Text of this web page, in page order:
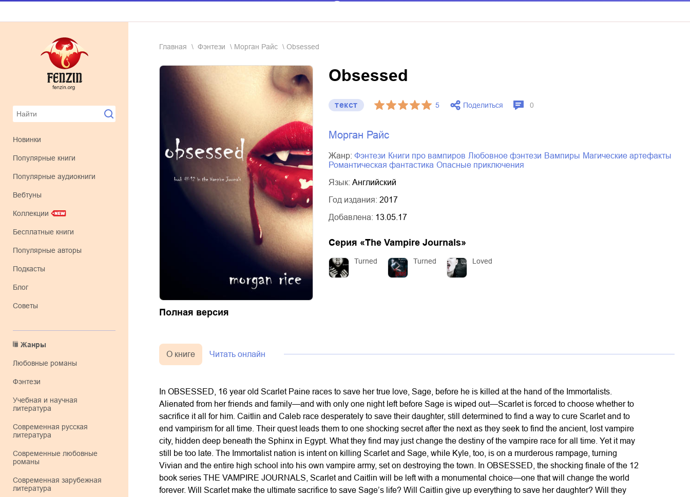
Новинки
Популярные книги
Популярные аудиокниги
Вебтуны
Коллекции
Бесплатные книги
Популярные авторы
Подкасты
Блог
Советы
Жанры
любовные романы
фэнтези
учебная и научная
литература
современная русская
литература
современные любовные
романы
современная зарубежная
литература
Главная фэнтези Морган Райс Obsessed
Полная версия
Obsessed
текст 5 Поделиться 0
Морган Райс
Жанр: фэнтези книги про вампиров любовное фэнтези вампиры
магические артефакты
романтическая фантастика
опасные приключения
Язык: Английский
Год издания: 2017
Добавлена: 13.05.17
Серия «The Vampire Journals»
Turned Turned Loved
О книге Читать онлайн
In OBSESSED, 16 year old Scarlet Paine races to save her true love, Sage, before he is killed at the hand of the Immortalists.
Alienated from her friends and family—and with only one night left before Sage is wiped out—Scarlet is forced to choose whether to
sacrifice it all for him. Caitlin and Caleb race desperately to save their daughter, still determined to find a way to cure Scarlet and to
end vampirism for all time. Their quest leads them to one shocking secret after the next as they seek to find the ancient, lost vampire
city, hidden deep beneath the Sphinx in Egypt. What they find may just change the destiny of the vampire race for all time. Yet it may
still be too late. The Immortalist nation is intent on killing Scarlet and Sage, while Kyle, too, is on a murderous rampage, turning
Vivian and the entire high school into his own vampire army, set on destroying the town. In OBSESSED, the shocking finale of the 12
book series THE VAMPIRE JOURNALS, Scarlet and Caitlin will be left with a monumental choice—one that will change the world
forever. Will Scarlet make the ultimate sacrifice to save Sage’s life? Will Caitlin give up everything to save her daughter? Will they